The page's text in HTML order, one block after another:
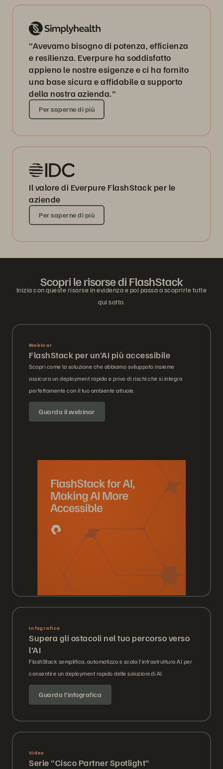
"Avevamo bisogno di potenza, efficienza
e resilienza. Everpure ha soddisfatto
appieno le nostre esigenze e ci ha fornito
una base sicura e affidabile a supporto
della nostra azienda."
Per saperne di più
Il valore di Everpure FlashStack per le
aziende
Per saperne di più
Scopri le risorse di FlashStack
Inizia con queste risorse in evidenza e poi passa a scoprirle tutte
qui sotto.
Webinar
FlashStack per un'AI più accessibile
Scopri come la soluzione che abbiamo sviluppato insieme
assicura un deployment rapido e privo di rischi che si integra
perfettamente con il tuo ambiente attuale.
Guarda il webinar
Infografica
Supera gli ostacoli nel tuo percorso verso
l'AI
FlashStack semplifica, automatizza e scala l'infrastruttura AI per
consentire un deployment rapido delle soluzioni di AI.
Guarda l'infografica
Video
Serie "Cisco Partner Spotlight"